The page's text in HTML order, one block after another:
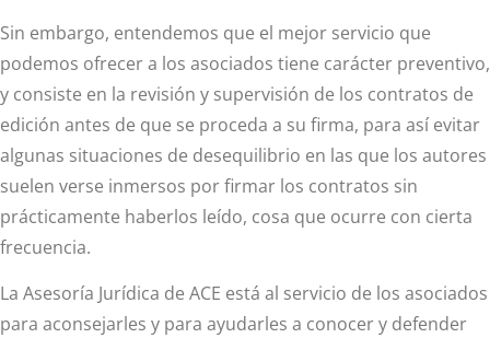
Sin embargo, entendemos que el mejor servicio que
podemos ofrecer a los asociados tiene carácter preventivo,
y consiste en la revisión y supervisión de los contratos de
edición antes de que se proceda a su firma, para así evitar
algunas situaciones de desequilibrio en las que los autores
suelen verse inmersos por firmar los contratos sin
prácticamente haberlos leído, cosa que ocurre con cierta
frecuencia.
La Asesoría Jurídica de ACE está al servicio de los asociados
para aconsejarles y para ayudarles a conocer y defender